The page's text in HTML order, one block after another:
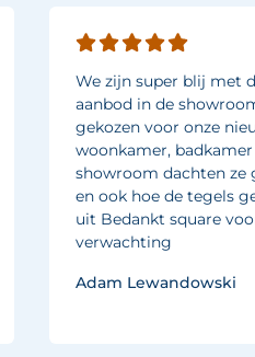
We zijn super blij met
aanbod in de
gekozen voor onze
woonkamer,
showroom dachten ze
en ook hoe de tegels
uit Bedankt square
verwachting
Adam Lewandowski